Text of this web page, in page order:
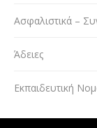
Ασφαλιστικά –
Άδειες
Εκπαιδευτική